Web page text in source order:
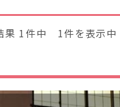
新潟県(13)
香川県(1)
果 1件中 1件を表示中